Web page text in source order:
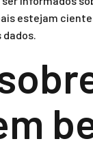
estejam